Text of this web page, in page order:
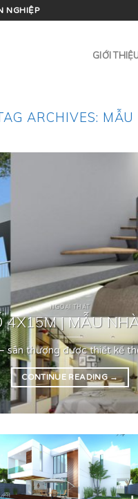
NGHIỆP
GIỚI
ARCHIVES:
NGOẠI THẤT
4X15M | MẪU
sân thượng được thiết kế
CONTINUE READING→